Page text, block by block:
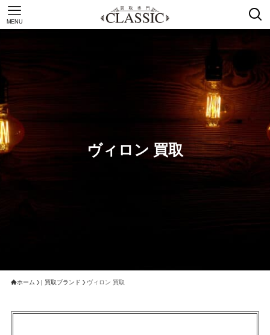
MENU
ヴィロン 買取
ホーム | 買取ブランド ヴィロン 買取